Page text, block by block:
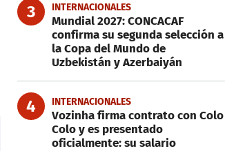
3 INTERNACIONALES
Mundial 2027: CONCACAF
confirma su segunda selección a
la Copa del Mundo de
Uzbekistán y Azerbaiyán
4 INTERNACIONALES
Vozinha firma contrato con Colo
Colo y es presentado
oficialmente: su salario